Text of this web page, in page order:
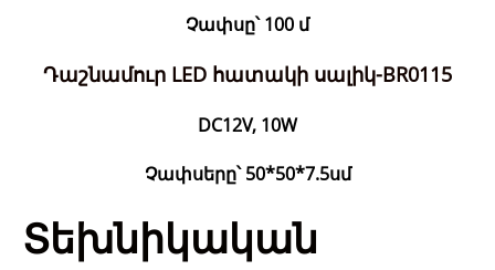
Չափսը՝ 100 մ
Դաշնամուր LED հատակի սալիկ-BR0115
DC12V, 10W
Չափսերը՝ 50*50*7.5սմ
Տեխնիկական